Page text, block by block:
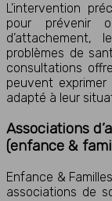
L’intervention
pour prévenir
d’attachement,
problèmes de
consultations
peuvent
adapté à leur
Associations
(enfance &
Enfance &
associations de